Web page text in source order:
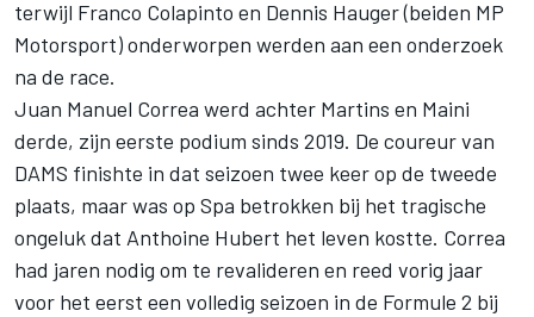
terwijl Franco Colapinto en Dennis Hauger(beiden MP
Motorsport) onderworpen werden aan een onderzoek
na de race.
Juan Manuel Correa werd achter Martins en Maini
derde, zijn eerste podium sinds 2019. De coureur van
DAMS finishte in dat seizoen twee keer op de tweede
plaats, maar was op Spa betrokken bij het tragische
ongeluk dat Anthoine Hubert het leven kostte. Correa
had jaren nodig om te revalideren en reed vorig jaar
voor het eerst een volledig seizoen in de Formule 2 bij